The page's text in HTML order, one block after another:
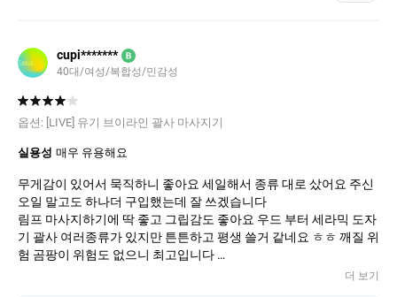
cupi******* B
40대/여성/복합성/민감성
옵션: [LIVE] 유기 브이라인 괄사 마사지기
실용성 매우 유용해요
무게감이 있어서 묵직하니 좋아요 세일해서 종류 대로 샀어요 주신
오일 말고도 하나더 구입했는데 잘 쓰겠습니다
림프 마사지하기에 딱 좋고 그립감도 좋아요 우드 부터 세라믹 도자
기 괄사 여러종류가 있지만 튼튼하고 평생 쓸거 같네요 ㅎㅎ 깨질 위
험 곰팡이 위험도 없으니 최고입니다
더 보기